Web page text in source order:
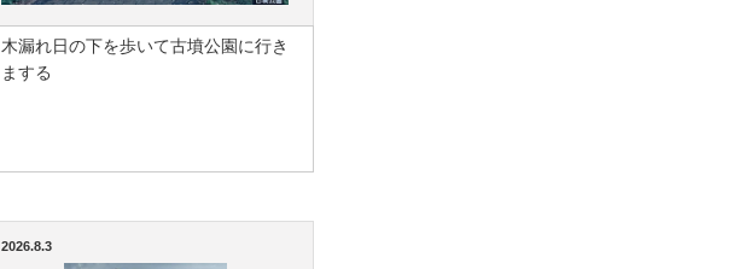
木漏れ日の下を歩いて古墳公園に行き
まする
2026.8.3